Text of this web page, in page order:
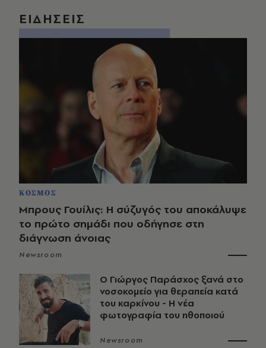
ΕΙΔΗΣΕΙΣ
ΚΟΣΜΟΣ
Μπρους Γουίλις: Η σύζυγός του αποκάλυψε
το πρώτο σημάδι που οδήγησε στη
διάγνωση άνοιας
Newsroom
O Γιώργος Παράσχος ξανά στο
νοσοκομείο για θεραπεία κατά
του καρκίνου - Η νέα
φωτογραφία του ηθοποιού
Newsroom